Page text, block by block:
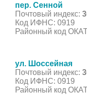
пер. Сенной
Почтовый индекс:
Код ИФНС: 0919
Районный код
ул. Шоссейная
Почтовый индекс:
Код ИФНС: 0919
Районный код